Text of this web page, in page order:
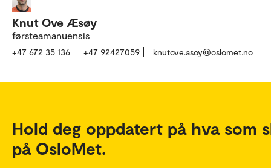
Knut Ove Æsøy
førsteamanuensis
+47 672 35 136 +47 92427059 knutove.asoy@oslomet.no
Hold deg oppdatert på hva som
på OsloMet.